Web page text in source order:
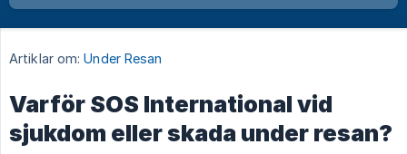
Artiklar om: Under Resan
Varför SOS International vid
sjukdom eller skada under resan?